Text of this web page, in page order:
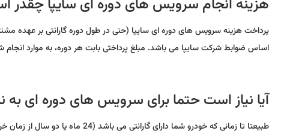
هزینه انجام سرویس های دوره ای سایپا چقدر
پرداخت هزینه سرویس های دوره ای سایپا (حتی در طول دوره گارانتی بر عهده
اساس ضوابط شرکت سایپا می باشد. مبلغ پرداختی بابت هر دوره، به موارد
آیا نیاز است حتما برای سرویس های دوره ای به
طبیعتا تا زمانی که خودرو شما